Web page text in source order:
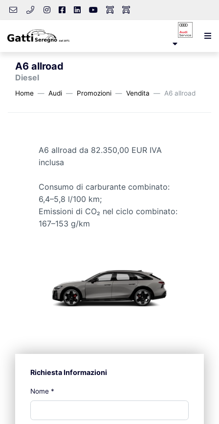
A6 allroad
Diesel
Home Audi Promozioni Vendita A6 allroad
A6 allroad da 82.350,00 EUR IVA
inclusa
Consumo di carburante combinato:
6,4–5,8 l/100 km;
Emissioni di CO₂ nel ciclo combinato:
167–153 g/km
Richiesta Informazioni
Nome *